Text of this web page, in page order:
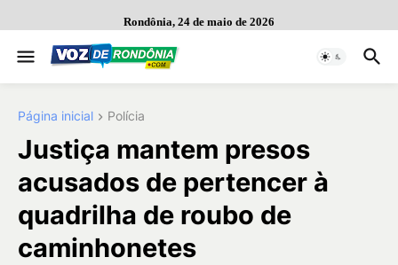
Rondônia, 24 de maio de 2026
Página inicial Polícia
Justiça mantem presos
acusados de pertencer à
quadrilha de roubo de
caminhonetes